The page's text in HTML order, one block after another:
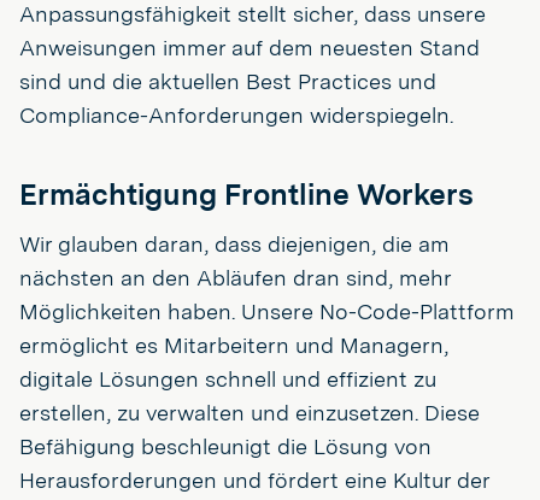
Anpassungsfähigkeit stellt sicher, dass unsere
Anweisungen immer auf dem neuesten Stand
sind und die aktuellen Best Practices und
Compliance-Anforderungen widerspiegeln.
Ermächtigung Frontline Workers
Wir glauben daran, dass diejenigen, die am
nächsten an den Abläufen dran sind, mehr
Möglichkeiten haben. Unsere No-Code-Plattform
ermöglicht es Mitarbeitern und Managern,
digitale Lösungen schnell und effizient zu
erstellen, zu verwalten und einzusetzen. Diese
Befähigung beschleunigt die Lösung von
Herausforderungen und fördert eine Kultur der